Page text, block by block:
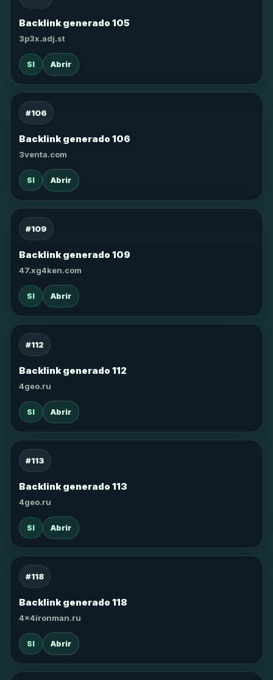
Backlink generado 105
3p3x.adj.st
SI Abrir
#106
Backlink generado 106
3venta.com
SI Abrir
#109
Backlink generado 109
47.xg4ken.com
SI Abrir
#112
Backlink generado 112
4geo.ru
SI Abrir
#113
Backlink generado 113
4geo.ru
SI Abrir
#118
Backlink generado 118
4x4ironman.ru
SI Abrir